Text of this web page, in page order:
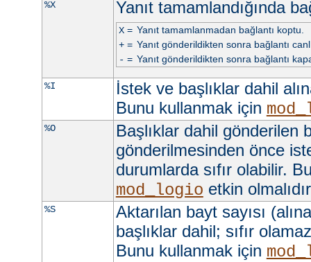
%X Yanıt tamamlandığında
X= Yanıt tamamlanmadan bağlantı koptu.
+= Yanıt gönderildikten sonra bağlantı
- = Yanıt gönderildikten sonra bağlantı
%I
İstek ve başlıklar dahil
Bunu kullanmak için
%O
Başlıklar dahil gönderilen
gönderilmesinden önce
durumlarda sıfır olabilir.
mod_logio etkin
%S
Aktarılan bayt sayısı
başlıklar dahil; sıfır
Bunu kullanmak için